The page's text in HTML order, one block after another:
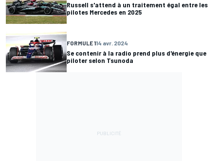
Russell s'attend à un traitement égal entre les
pilotes Mercedes en 2025
FORMULE 114 avr. 2024
Se contenir à la radio prend plus d'énergie que
piloter selon Tsunoda